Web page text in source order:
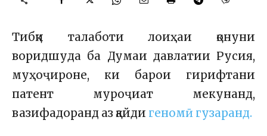
Тибқи талаботи лоиҳаи қонуни
воридшуда ба Думаи давлатии Русия,
муҳоҷироне, ки барои гирифтани
патент муроҷиат мекунанд,
вазифадоранд аз қайди геномӣ гузаранд.